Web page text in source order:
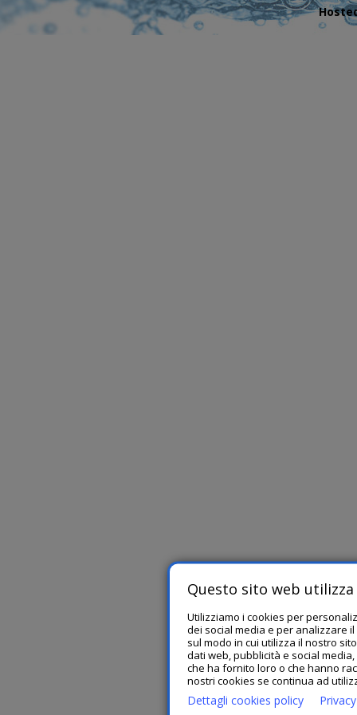
Questo sito web
Utilizziamo i cookies per
dei social media e per analizzare
sul modo in cui utilizza il nostro
dati web, pubblicità e social
che ha fornito loro o che hanno
nostri cookies se continua ad
Dettagli cookies policy